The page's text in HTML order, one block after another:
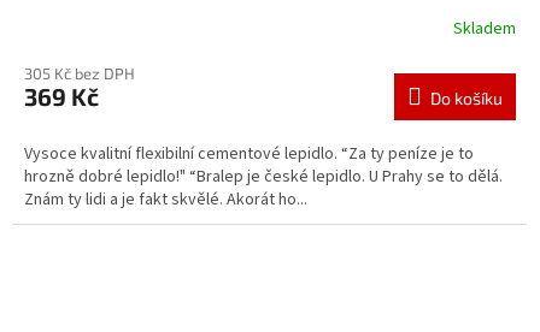
Skladem
305 Kč bez DPH
369 Kč Do košíku
Vysoce kvalitní flexibilní cementové lepidlo. “Za ty peníze je to
hrozně dobré lepidlo!" “Bralep je české lepidlo. U Prahy se to dělá.
Znám ty lidi a je fakt skvělé. Akorát ho...